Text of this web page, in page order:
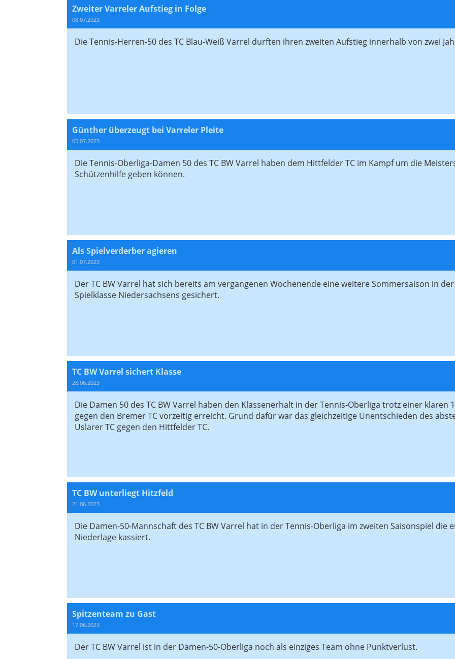
Zweiter Varreler Aufstieg in Folge
08.07.2023
Die Tennis-Herren-50 des TC Blau-Weiß Varrel durften ihren zweiten Aufstieg innerhalb von zwei
Günther überzeugt bei Varreler Pleite
05.07.2023
Die Tennis-Oberliga-Damen 50 des TC BW Varrel haben dem Hittfelder TC im Kampf um die
Schützenhilfe geben können.
Als Spielverderber agieren
01.07.2023
Der TC BW Varrel hat sich bereits am vergangenen Wochenende eine weitere Sommersaison in
Spielklasse Niedersachsens gesichert.
TC BW Varrel sichert Klasse
28.06.2023
Die Damen 50 des TC BW Varrel haben den Klassenerhalt in der Tennis-Oberliga trotz einer klaren
gegen den Bremer TC vorzeitig erreicht. Grund dafür war das gleichzeitige Unentschieden des
Uslarer TC gegen den Hittfelder TC.
TC BW unterliegt Hitzfeld
21.06.2023
Die Damen-50-Mannschaft des TC BW Varrel hat in der Tennis-Oberliga im zweiten Saisonspiel die
Niederlage kassiert.
Spitzenteam zu Gast
17.06.2023
Der TC BW Varrel ist in der Damen-50-Oberliga noch als einziges Team ohne Punktverlust.